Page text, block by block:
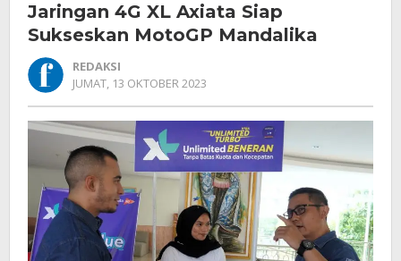
Axiata
Siap
Mandalika
Jaringan 4G XL Axiata Siap
Sukseskan MotoGP Mandalika
REDAKSI
JUMAT, 13 OKTOBER 2023